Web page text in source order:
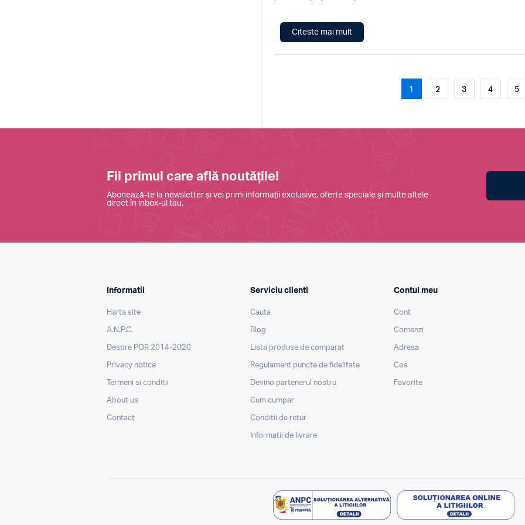
Citeste mai mult
1 2 3 4 5
Fii primul care află noutățile!
Abonează-te la newsletter și vei primi informații exclusive, oferte speciale și multe altele
direct în inbox-ul tau.
Informatii
Harta site
A.N.P.C.
Despre POR 2014-2020
Privacy notice
Termeni si conditii
About us
Contact
Serviciu clienti
Cauta
Blog
Lista produse de comparat
Regulament puncte de fidelitate
Devino partenerul nostru
Cum cumpar
Conditii de retur
Informatii de livrare
Contul meu
Cont
Comenzi
Adresa
Cos
Favorite